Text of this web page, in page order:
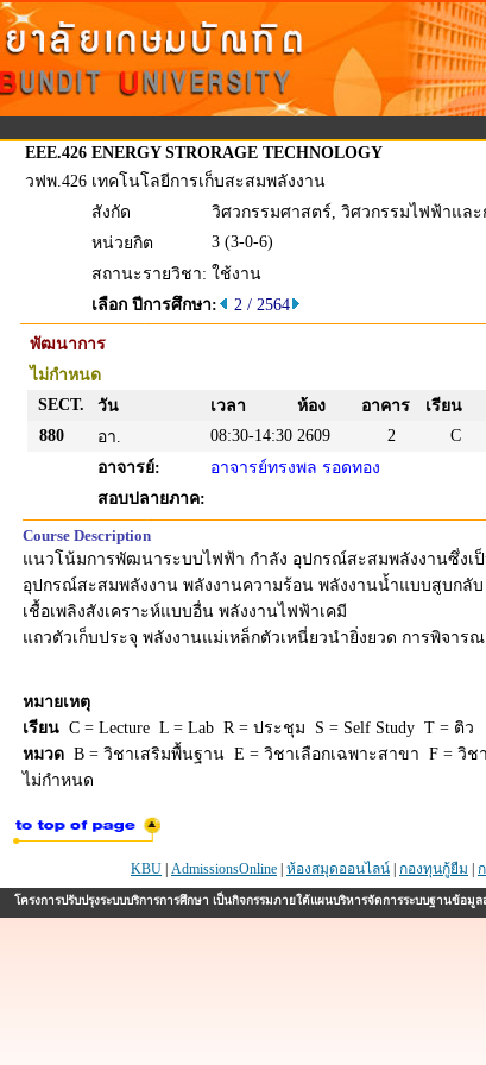
EEE.426 ENERGY STRORAGE TECHNOLOGY
วฟพ.426 เทคโนโลยีการเก็บสะสมพลังงาน
สังกัด
วิศวกรรมศาสตร์, วิศวกรรมไฟฟ้าและ
หน่วยกิต
3 (3-0-6)
สถานะรายวิชา: ใช้งาน
เลือก ปีการศึกษา:
2 / 2564
พัฒนาการ
ไม่กำหนด
SECT.
วัน เวลา ห้อง อาคาร เรียน
880
อา. 08:30-14:30 2609 2 C
อาจารย์:
อาจารย์ทรงพล รอดทอง
สอบปลายภาค:
Course Description
แนวโน้มการพัฒนาระบบไฟฟ้า กําลัง อุปกรณ์สะสมพลังงานซึ่งเ
อุปกรณ์สะสมพลังงาน พลังงานความร้อน พลังงานน้ำแบบสูบกลับ
เชื้อเพลิงสังเคราะห์แบบอื่น พลังงานไฟฟ้าเคมี
แถวตัวเก็บประจุ พลังงานแม่เหล็กตัวเหนี่ยวนํายิ่งยวด การพิจาร
หมายเหตุ
เรียน C = Lecture L = Lab R = ประชุม S = Self Study T = ติว
หมวด B = วิชาเสริมพื้นฐาน E = วิชาเลือกเฉพาะสาขา F = วิ
ไม่กำหนด
KBU AdmissionsOnline ห้องสมุดออนไลน์ กองทุนกู้ยืม
โครงการปรับปรุงระบบบริการการศึกษา เป็นกิจกรรมภายใต้แผนบริหารจัดการระบบฐานข้อ